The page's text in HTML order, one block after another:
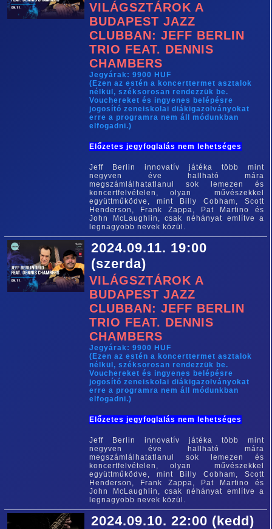
VILÁGSZTÁROK A
BUDAPEST JAZZ
CLUBBAN: JEFF BERLIN
TRIO FEAT. DENNIS
CHAMBERS
Jegyárak: 9900 HUF
(Ezen az estén a koncerttermet asztalok
nélkül, széksorosan rendezzük be.
Vouchereket és ingyenes belépésre
jogosító zeneiskolai diákigazolványokat
erre a programra nem áll módunkban
elfogadni.)
Előzetes jegyfoglalás nem lehetséges
Jeff Berlin innovatív játéka több mint
negyven éve hallható mára
megszámlálhatatlanul sok lemezen és
koncertfelvételen, olyan művészekkel
együttműködve, mint Billy Cobham, Scott
Henderson, Frank Zappa, Pat Martino és
John McLaughlin, csak néhányat említve a
legnagyobb nevek közül.
2024.09.11. 19:00
(szerda)
VILÁGSZTÁROK A
BUDAPEST JAZZ
CLUBBAN: JEFF BERLIN
TRIO FEAT. DENNIS
CHAMBERS
Jegyárak: 9900 HUF
(Ezen az estén a koncerttermet asztalok
nélkül, széksorosan rendezzük be.
Vouchereket és ingyenes belépésre
jogosító zeneiskolai diákigazolványokat
erre a programra nem áll módunkban
elfogadni.)
Előzetes jegyfoglalás nem lehetséges
Jeff Berlin innovatív játéka több mint
negyven éve hallható mára
megszámlálhatatlanul sok lemezen és
koncertfelvételen, olyan művészekkel
együttműködve, mint Billy Cobham, Scott
Henderson, Frank Zappa, Pat Martino és
John McLaughlin, csak néhányat említve a
legnagyobb nevek közül.
2024.09.10. 22:00 (kedd)